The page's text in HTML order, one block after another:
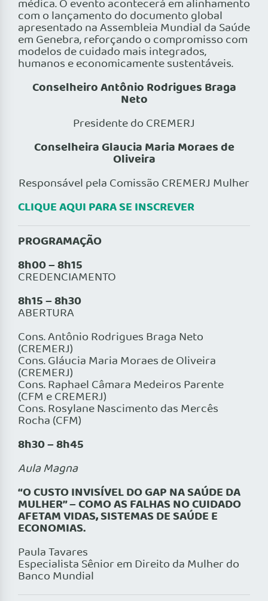
médica. O evento acontecerá em alinhamento
com o lançamento do documento global
apresentado na Assembleia Mundial da Saúde
em Genebra, reforçando o compromisso com
modelos de cuidado mais integrados,
humanos e economicamente sustentáveis.
Conselheiro Antônio Rodrigues Braga
Neto
Presidente do CREMERJ
Conselheira Glaucia Maria Moraes de
Oliveira
Responsável pela Comissão CREMERJ Mulher
CLIQUE AQUI PARA SE INSCREVER
PROGRAMAÇÃO
8h00 – 8h15
CREDENCIAMENTO
8h15 – 8h30
ABERTURA
Cons. Antônio Rodrigues Braga Neto
(CREMERJ)
Cons. Gláucia Maria Moraes de Oliveira
(CREMERJ)
Cons. Raphael Câmara Medeiros Parente
(CFM e CREMERJ)
Cons. Rosylane Nascimento das Mercês
Rocha (CFM)
8h30 – 8h45
Aula Magna
“O CUSTO INVISÍVEL DO GAP NA SAÚDE DA
MULHER” – COMO AS FALHAS NO CUIDADO
AFETAM VIDAS, SISTEMAS DE SAÚDE E
ECONOMIAS.
Paula Tavares
Especialista Sênior em Direito da Mulher do
Banco Mundial